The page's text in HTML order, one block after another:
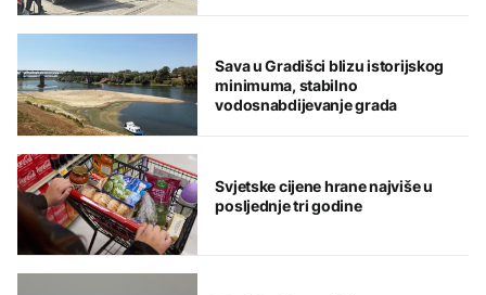
Sava u Gradišci blizu istorijskog
minimuma, stabilno
vodosnabdijevanje grada
Svjetske cijene hrane najviše u
posljednje tri godine